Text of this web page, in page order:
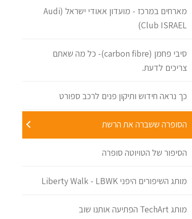
מארחים במרכז - מועדון אאודי ישראל (Audi
Club ISRAEL)
סיבי פחמן (carbon fibre)- כל מה שאתם
צריכים לדעת.
כך נראה חידוש ותיקון פנים לרכב ספורט
הסופרה ששברה את הרשת
הסיפור של הטויוטה סופרה
מותג השיפורים היפני Liberty Walk - LBWK
מותג TechArt הפתיעה אותנו שוב